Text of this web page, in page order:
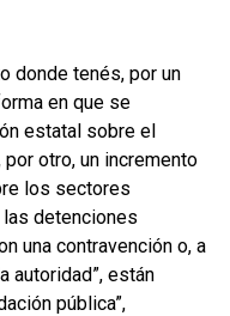
donde tenés, por un
en que se
estatal sobre el
otro, un incremento
los sectores
detenciones
una contravención o, a
autoridad”, están
pública”,